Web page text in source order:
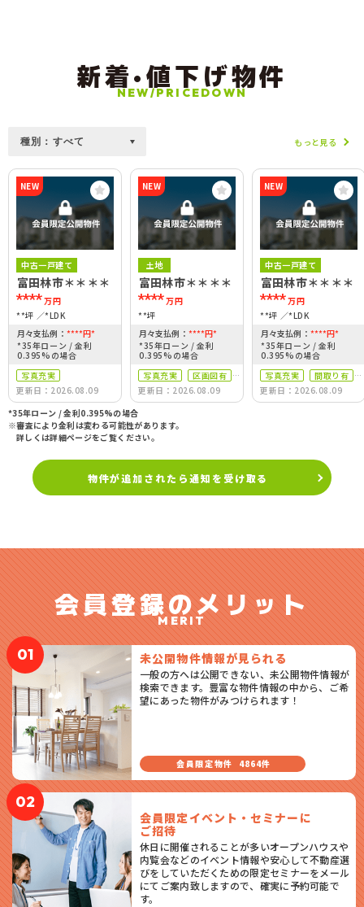
新着•値下げ物件
NEW/PRICEDOWN
もっと見る
NEW
中古一戸建て
富田林市＊＊＊＊
****万円
**坪
*LDK
月々支払例： ****円*
*35年ローン / 金利
0.395%の場合
写真充実
更新日：2026.08.09
NEW
土地
富田林市＊＊＊＊
****万円
**坪
月々支払例： ****円*
*35年ローン / 金利
0.395%の場合
写真充実
区画図有
駅徒歩10分以内
更新日：2026.08.09
NEW
中古一戸建て
富田林市＊＊＊＊
****万円
**坪
*LDK
月々支払例： ****円*
*35年ローン / 金利
0.395%の場合
写真充実
間取り有
駅徒歩10分以内
更新日：2026.08.09
*35年ローン / 金利0.395%の場合
※審査により金利は変わる可能性があります。
詳しくは詳細ページをご覧ください。
物件が追加されたら通知を受け取る
会員登録のメリット
MERIT
01 未公開物件情報が見られる
一般の方へは公開できない、未公開物件情報が
検索できます。豊富な物件情報の中から、ご希
望にあった物件がみつけられます！
会員限定物件 4864件
02
会員限定イベント・セミナーに
ご招待
休日に開催されることが多いオープンハウスや
内覧会などのイベント情報や安心して不動産選
びをしていただくための限定セミナーをメール
にてご案内致しますので、確実に予約可能で
す。